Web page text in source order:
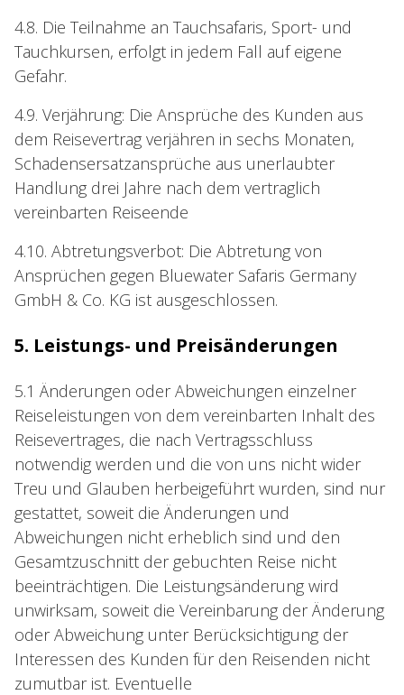
4.8. Die Teilnahme an Tauchsafaris, Sport- und
Tauchkursen, erfolgt in jedem Fall auf eigene
Gefahr.
4.9. Verjährung: Die Ansprüche des Kunden aus
dem Reisevertrag verjähren in sechs Monaten,
Schadensersatzansprüche aus unerlaubter
Handlung drei Jahre nach dem vertraglich
vereinbarten Reiseende
4.10. Abtretungsverbot: Die Abtretung von
Ansprüchen gegen Bluewater Safaris Germany
GmbH & Co. KG ist ausgeschlossen.
5. Leistungs- und Preisänderungen
5.1 Änderungen oder Abweichungen einzelner
Reiseleistungen von dem vereinbarten Inhalt des
Reisevertrages, die nach Vertragsschluss
notwendig werden und die von uns nicht wider
Treu und Glauben herbeigeführt wurden, sind nur
gestattet, soweit die Änderungen und
Abweichungen nicht erheblich sind und den
Gesamtzuschnitt der gebuchten Reise nicht
beeinträchtigen. Die Leistungsänderung wird
unwirksam, soweit die Vereinbarung der Änderung
oder Abweichung unter Berücksichtigung der
Interessen des Kunden für den Reisenden nicht
zumutbar ist. Eventuelle